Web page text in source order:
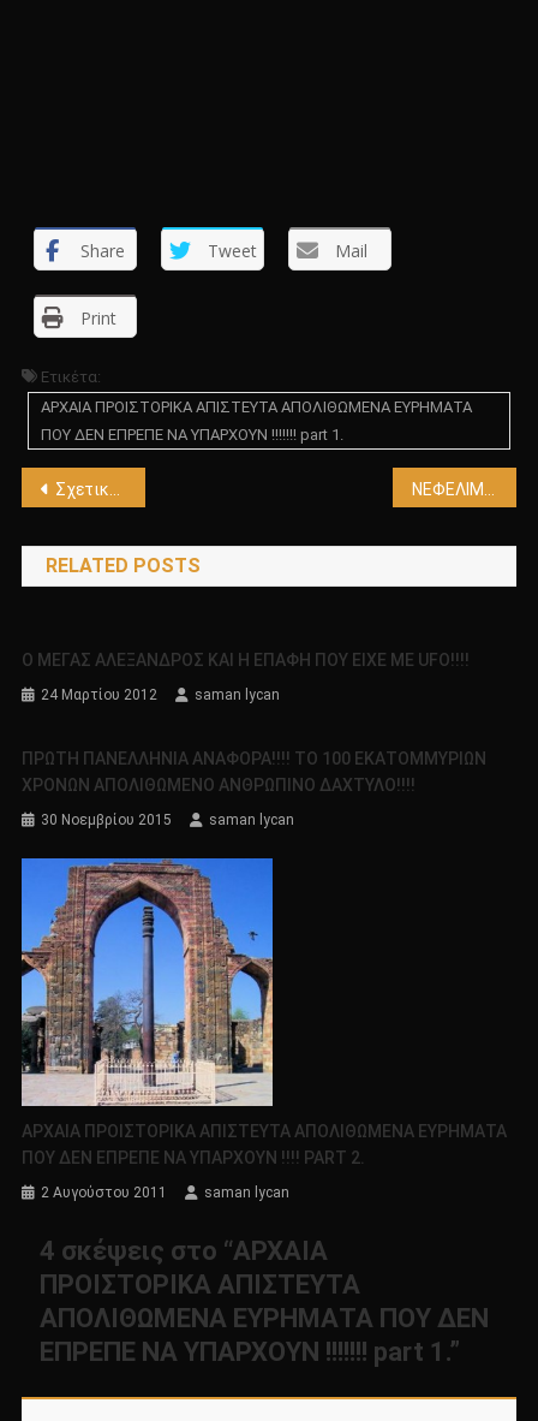
Share Tweet Mail
Print
Ετικέτα:
ΑΡΧΑΙΑ ΠΡΟΙΣΤΟΡΙΚΑ ΑΠΙΣΤΕΥΤΑ ΑΠΟΛΙΘΩΜΕΝΑ ΕΥΡΗΜΑΤΑ
ΠΟΥ ΔΕΝ ΕΠΡΕΠΕ ΝΑ ΥΠΑΡΧΟΥΝ !!!!!!! part 1.
Πλοήγηση
άρθρων
Σχετικά με την μέση γη part 24
RELATED POSTS
Ο ΜΕΓΑΣ ΑΛΕΞΑΝΔΡΟΣ ΚΑΙ Η ΕΠΑΦΗ ΠΟΥ ΕΙΧΕ ΜΕ UFO!!!!
24 Μαρτίου 2012 saman lycan
ΠΡΩΤΗ ΠΑΝΕΛΛΗΝΙΑ ΑΝΑΦΟΡΑ!!!! ΤΟ 100 ΕΚΑΤΟΜΜΥΡΙΩΝ
ΧΡΟΝΩΝ ΑΠΟΛΙΘΩΜΕΝΟ ΑΝΘΡΩΠΙΝΟ ΔΑΧΤΥΛΟ!!!!
30 Νοεμβρίου 2015 saman lycan
ΑΡΧΑΙΑ ΠΡΟΙΣΤΟΡΙΚΑ ΑΠΙΣΤΕΥΤΑ ΑΠΟΛΙΘΩΜΕΝΑ ΕΥΡΗΜΑΤΑ
ΠΟΥ ΔΕΝ ΕΠΡΕΠΕ ΝΑ ΥΠΑΡΧΟΥΝ !!!! PART 2.
2 Αυγούστου 2011 saman lycan
4 σκέψεις στο “ΑΡΧΑΙΑ
ΠΡΟΙΣΤΟΡΙΚΑ ΑΠΙΣΤΕΥΤΑ
ΑΠΟΛΙΘΩΜΕΝΑ ΕΥΡΗΜΑΤΑ ΠΟΥ ΔΕΝ
ΕΠΡΕΠΕ ΝΑ ΥΠΑΡΧΟΥΝ !!!!!!! part 1.”